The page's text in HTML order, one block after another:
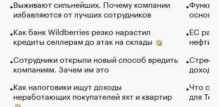
Выживают сильнейших. Почему компании
избавляются от лучших сотрудников
Как банк Wildberries резко нарастил
кредиты селлерам до атак на склады
Сотрудники открыли новый способ вредить
компаниям. Зачем им это
Как налоговики ищут доходы
неработающих покупателей яхт и квартир
основ
ЕС
нефти
Что
для